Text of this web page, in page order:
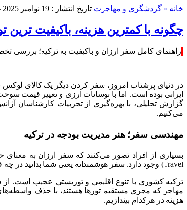
خانه » گردشگری و مهاجرت تاریخ انتشار : 19 نوامبر 2025 - 21:44 |
چگونه با کمترین هزینه، با‌کیفیت ترین
راهنمای کامل سفر ارزان و باکیفیت به ترکیه؛ بررسی
در دنیای پرشتاب امروز، سفر کردن دیگر یک کالای
ایرانی بوده است. اما با نوسانات ارزی و تغییر قیمت
گزارش تحلیلی، با بهره‌گیری از تجربیات کارشناسان
می‌کنیم.
مهندسی سفر؛ هنر مدیریت بودجه در ترکیه
Travel) وجود دارد. سفر هوشمندانه یعنی شما بدانید در چه فصلی، به کدام شهر و با چه نوع پکیجی سفر کنید تا بیشترین ارزش را در برابر پول پرداختی (Value for Money) دریافت کنید.
ترکیه کشوری با تنوع اقلیمی و توریستی عجیب است.
هزینه در هرکدام بیندازیم.